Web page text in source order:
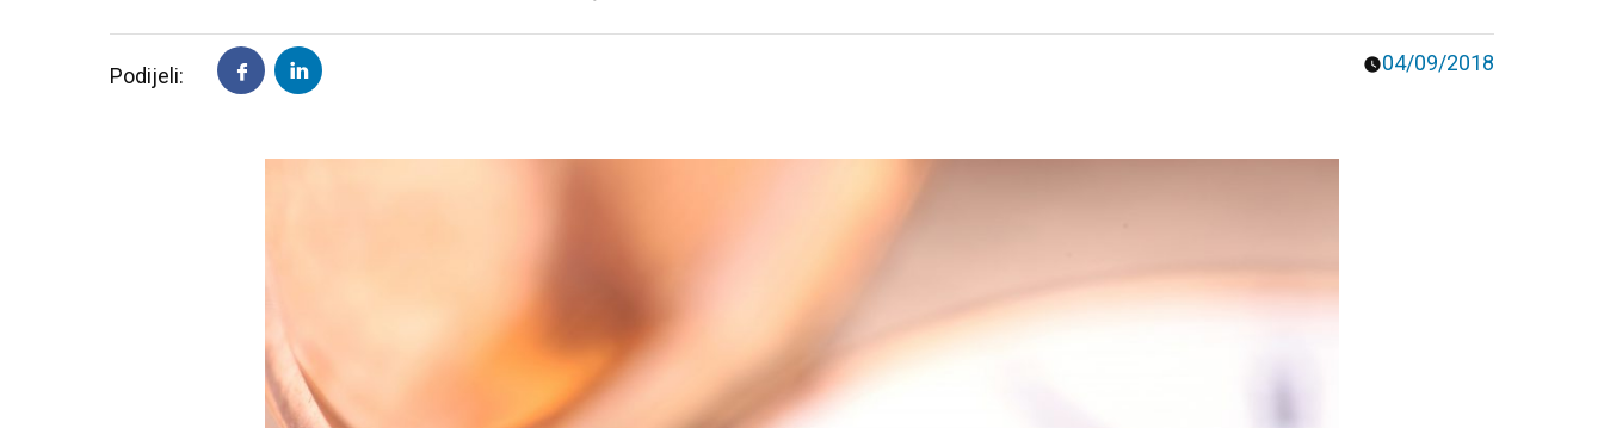
Podijeli: 04/09/2018